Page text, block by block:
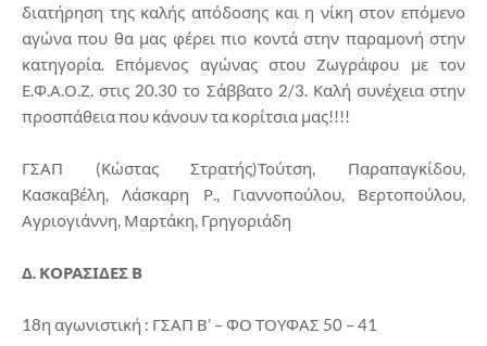
διατήρηση της καλής απόδοσης και η νίκη στον επόμενο
αγώνα που θα μας φέρει πιο κοντά στην παραμονή στην
κατηγορία. Επόμενος αγώνας στου Ζωγράφου με τον
Ε.Φ.Α.Ο.Ζ. στις 20.30 το Σάββατο 2/3. Καλή συνέχεια στην
προσπάθεια που κάνουν τα κορίτσια μας!!!!
ΓΣΑΠ (Κώστας Στρατής)Τούτση, Παραπαγκίδου,
Κασκαβέλη, Λάσκαρη Ρ., Γιαννοπούλου, Βερτοπούλου,
Αγριογιάννη, Μαρτάκη, Γρηγοριάδη
Δ. ΚΟΡΑΣΙΔΕΣ Β
18η αγωνιστική : ΓΣΑΠ Β’ – ΦΟ ΤΟΥΦΑΣ 50 – 41